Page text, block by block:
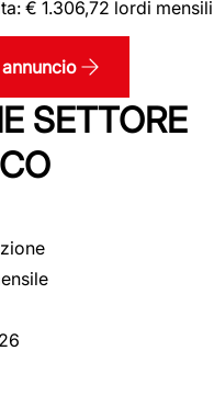
€ 1.306,72 lordi mensili
SETTORE